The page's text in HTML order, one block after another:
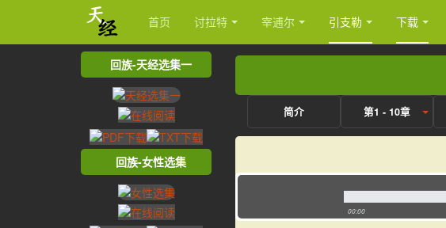
首页 讨拉特 宰逋尔 引支勒 下载
简介 第1 - 10章
00:00
回族-天经选集一
回族-女性选集